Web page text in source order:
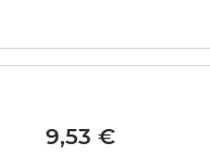
9,53 €